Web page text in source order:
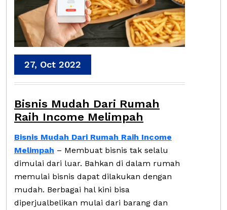
27, Oct 2022
Bisnis Mudah Dari Rumah
Raih Income Melimpah
Bisnis Mudah Dari Rumah Raih Income
Melimpah – Membuat bisnis tak selalu
dimulai dari luar. Bahkan di dalam rumah
memulai bisnis dapat dilakukan dengan
mudah. Berbagai hal kini bisa
diperjualbelikan mulai dari barang dan